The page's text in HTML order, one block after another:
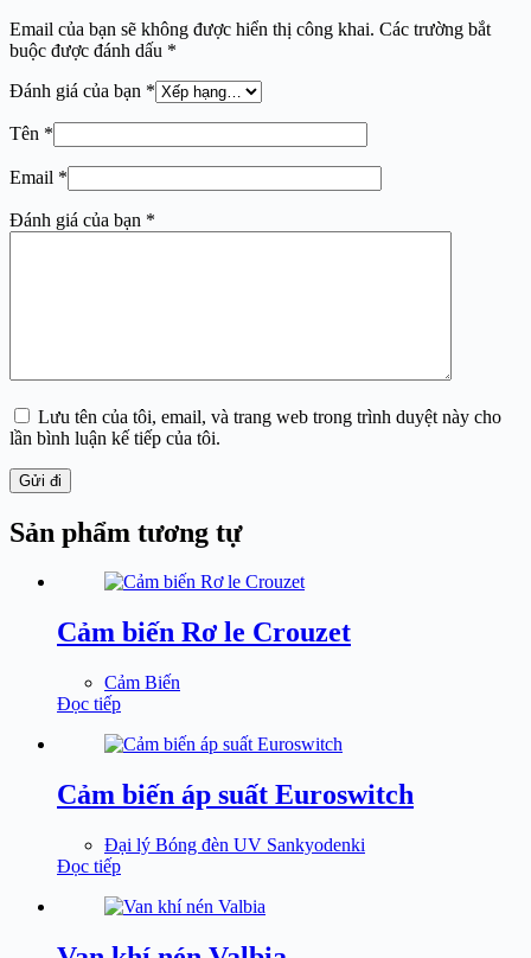
Email của bạn sẽ không được hiển thị công khai. Các trường bắt
buộc được đánh dấu *
Đánh giá của bạn *
Tên *
Email *
Đánh giá của bạn *
Lưu tên của tôi, email, và trang web trong trình duyệt này cho
lần bình luận kế tiếp của tôi.
Gửi đi
Sản phẩm tương tự
Cảm biến Rơ le Crouzet
Cảm Biến
Đọc tiếp
Cảm biến áp suất Euroswitch
Đại lý Bóng đèn UV Sankyodenki
Đọc tiếp